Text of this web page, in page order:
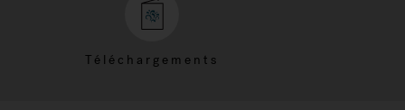
Téléchargements